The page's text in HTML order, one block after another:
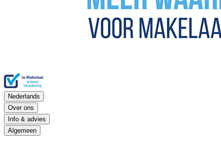
Nederlands
Over ons
Info & advies
Algemeen